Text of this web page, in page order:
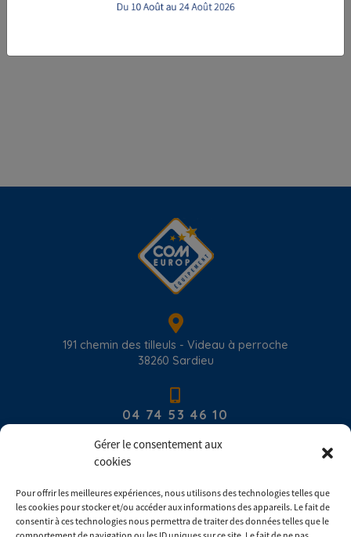
Gérer le consentement aux
cookies
Pour offrir les meilleures expériences, nous utilisons des technologies telles que
les cookies pour stocker et/ou accéder aux informations des appareils. Le fait de
consentir à ces technologies nous permettra de traiter des données telles que le
191 chemin des tilleuls - Videau à perroche
38260 Sardieu
04 74 53 46 10
contact@com-europ-equipement.com
Du lundi au vendredi : 8h00 - 17h30